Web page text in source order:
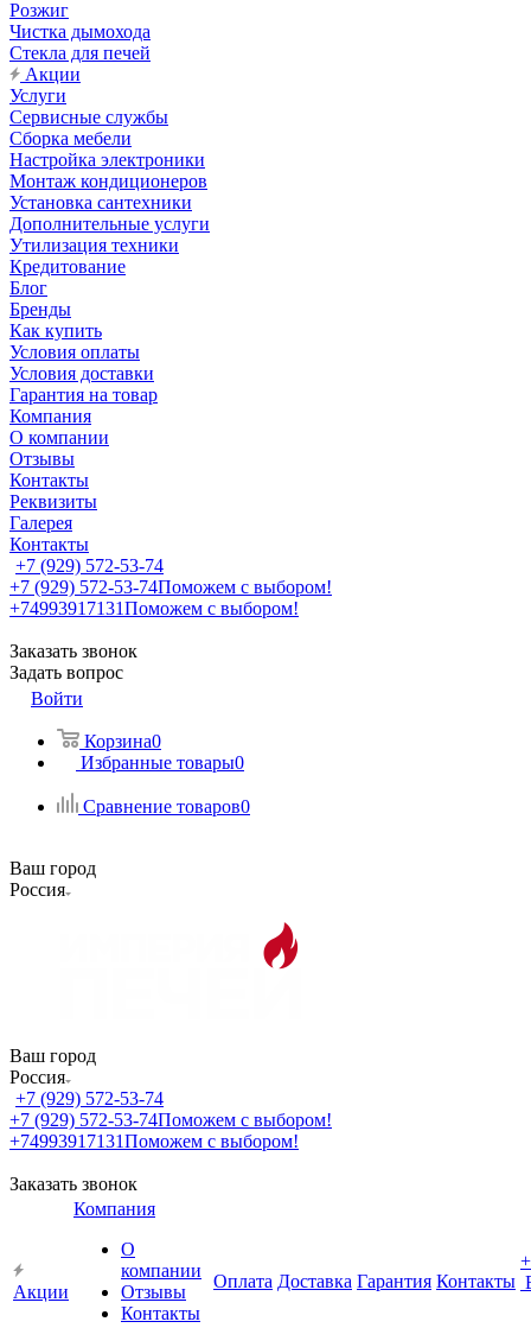
Розжиг
Чистка дымохода
Стекла для печей
Акции
Услуги
Сервисные службы
Сборка мебели
Настройка электроники
Монтаж кондиционеров
Установка сантехники
Дополнительные услуги
Утилизация техники
Кредитование
Блог
Бренды
Как купить
Условия оплаты
Условия доставки
Гарантия на товар
Компания
О компании
Отзывы
Контакты
Реквизиты
Галерея
Контакты
+7 (929) 572-53-74
+7 (929) 572-53-74Поможем с выбором!
+74993917131Поможем с выбором!
Заказать звонок
Задать вопрос
Войти
Корзина0
Избранные товары0
Сравнение товаров0
Ваш город
Россия
Ваш город
Россия
+7 (929) 572-53-74
+7 (929) 572-53-74Поможем с выбором!
+74993917131Поможем с выбором!
Заказать звонок
Акции
Компания
О
компании
Отзывы
Контакты
Оплата Доставка Гарантия Контакты
+